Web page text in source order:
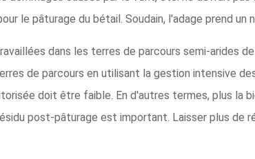
le pâturage du bétail. Soudain, l'adage prend un
dans les terres de parcours semi-arides
de parcours en utilisant la gestion intensive
doit être faible. En d'autres termes, plus la
post-pâturage est important. Laisser plus de